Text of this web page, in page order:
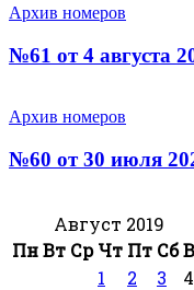
Архив номеров
№61 от 4 августа
Архив номеров
№60 от 30 июля
Август 2019
ПнВт Ср Чт Пт Сб
1
2 3
4